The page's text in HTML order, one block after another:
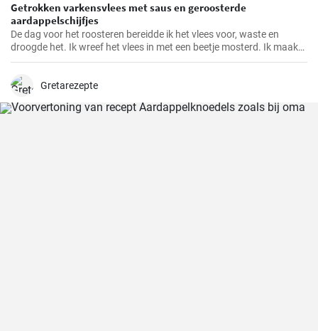
Getrokken varkensvlees met saus en geroosterde
aardappelschijfjes
De dag voor het roosteren bereidde ik het vlees voor, waste en
droogde het. Ik wreef het vlees in met een beetje mosterd. Ik maakte
een marinade van alle ingrediënten en goot deze over het vlees,
het marineren tot de volgende dag.
Gretarezepte